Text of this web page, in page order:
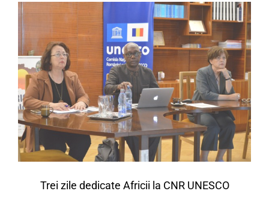
Trei zile dedicate Africii la CNR UNESCO